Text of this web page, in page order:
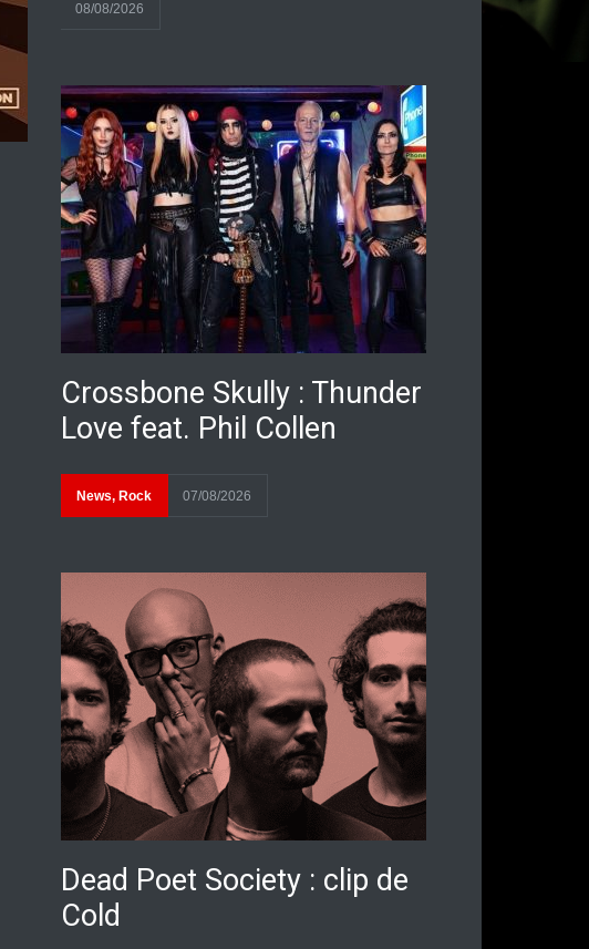
08/08/2026
Crossbone Skully : Thunder
Love feat. Phil Collen
News, Rock 07/08/2026
Dead Poet Society : clip de
Cold